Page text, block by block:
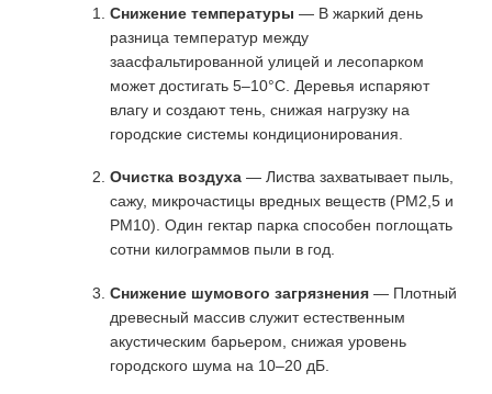
Снижение температуры — В жаркий день
разница температур между
заасфальтированной улицей и лесопарком
может достигать 5–10°C. Деревья испаряют
влагу и создают тень, снижая нагрузку на
городские системы кондиционирования.
Очистка воздуха — Листва захватывает пыль,
сажу, микрочастицы вредных веществ (PM2,5 и
PM10). Один гектар парка способен поглощать
сотни килограммов пыли в год.
Снижение шумового загрязнения — Плотный
древесный массив служит естественным
акустическим барьером, снижая уровень
городского шума на 10–20 дБ.